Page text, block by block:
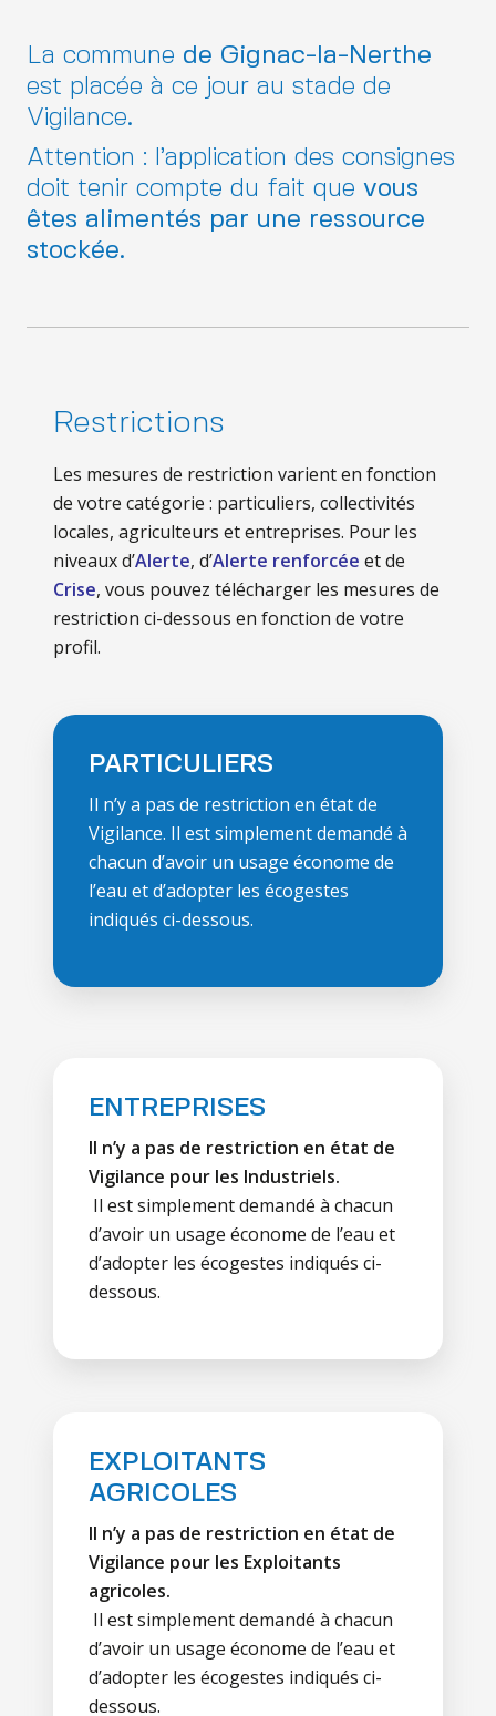
La commune de Gignac-la-Nerthe
est placée à ce jour au stade de
Vigilance.
Attention : l’application des consignes
doit tenir compte du fait que vous
êtes alimentés par une ressource
stockée.
Restrictions
Les mesures de restriction varient en fonction
de votre catégorie : particuliers, collectivités
locales, agriculteurs et entreprises. Pour les
niveaux d’Alerte, d’Alerte renforcée et de
Crise, vous pouvez télécharger les mesures de
restriction ci-dessous en fonction de votre
profil.
PARTICULIERS
Il n’y a pas de restriction en état de
Vigilance. Il est simplement demandé à
chacun d’avoir un usage économe de
l’eau et d’adopter les écogestes
indiqués ci-dessous.
ENTREPRISES
Il n’y a pas de restriction en état de
Vigilance pour les Industriels.
Il est simplement demandé à chacun
d’avoir un usage économe de l’eau et
d’adopter les écogestes indiqués ci-
dessous.
EXPLOITANTS
AGRICOLES
Il n’y a pas de restriction en état de
Vigilance pour les Exploitants
agricoles.
Il est simplement demandé à chacun
d’avoir un usage économe de l’eau et
d’adopter les écogestes indiqués ci-
dessous.